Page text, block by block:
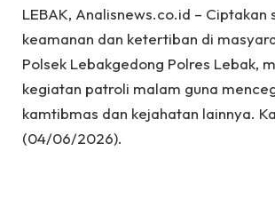
LEBAK, Analisnews.co.id – Ciptakan
keamanan dan ketertiban di
Polsek Lebakgedong Polres Lebak,
kegiatan patroli malam guna
kamtibmas dan kejahatan lainnya.
(04/06/2026).